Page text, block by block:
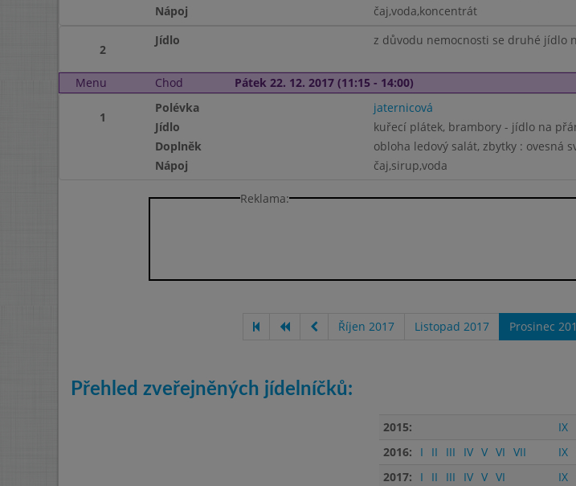
Nápoj
čaj,voda,koncentrát
2
Jídlo z důvodu nemocnosti se druhé jídlo
Menu Chod Pátek 22. 12. 2017 (11:15 - 14:00)
1
Polévka
jaternicová
Jídlo
kuřecí plátek, brambory - jídlo na
Doplněk
obloha ledový salát, zbytky : ovesná
Nápoj
čaj,sirup,voda
Reklama:
Říjen 2017 Listopad 2017 Prosinec
Přehled zveřejněných jídelníčků:
2015: IX
2016:
I II III IV V VI VII IX
2017:
I II III IV V VI IX